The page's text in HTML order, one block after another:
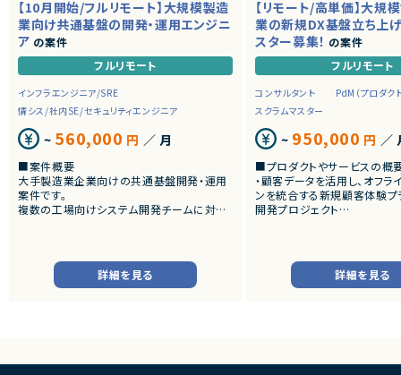
【10月開始/フルリモート】大規模製造
業向け共通基盤の開発・運用エンジニ
ア の案件
フルリモート
インフラエンジニア/SRE
情シス/社内SE/セキュリティエンジニア
~ 560,000 円 ／ 月
■案件概要
大手製造業企業向けの共通基盤開発・運用
案件です。
複数の工場向けシステム開発チームに対し、
■業務内容
運用・改善
詳細を見る
【リモート/高単価】大規
業の新規DX基盤立ち上
スター募集！ の案件
フルリモート
コンサルタント
PdM（プロダク
スクラムマスター
~ 950,000 円 ／
■プロダクトやサービスの概
・顧客データを活用し、オフラ
ンを統合する新規顧客体験プ
開発プロジェクト
スクラムイベントの最適化・
支援
詳細を見る